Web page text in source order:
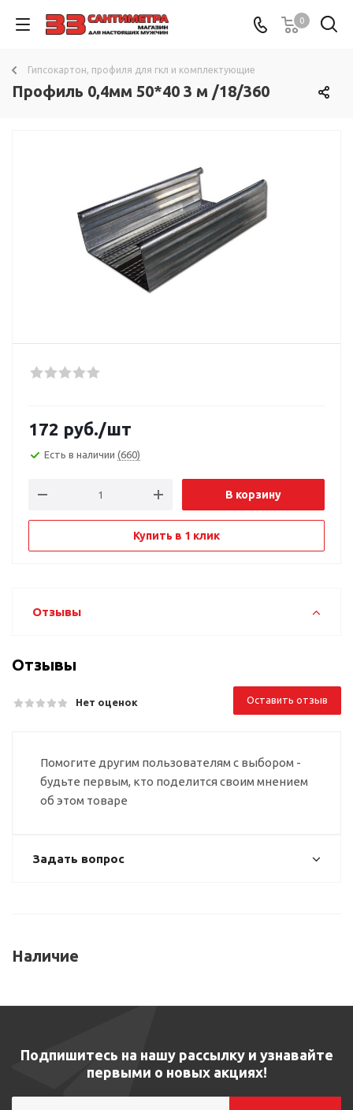
0
Гипсокартон, профиля для гкл и комплектующие
Профиль 0,4мм 50*40 3 м /18/360
172 руб./шт
Есть в наличии (660)
В корзину
Купить в 1 клик
Отзывы
Отзывы
Нет оценок Оставить отзыв
Помогите другим пользователям с выбором -
будьте первым, кто поделится своим мнением
об этом товаре
Задать вопрос
Наличие
Подпишитесь на нашу рассылку и узнавайте
первыми о новых акциях!